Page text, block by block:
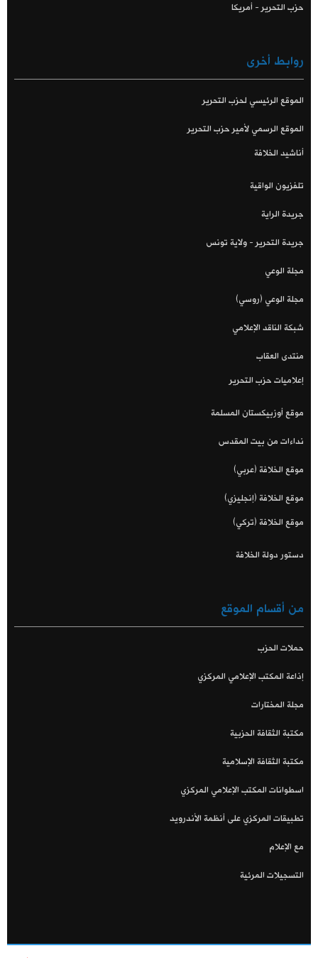
حزب التحرير - أمريكا
روابط أخرى
الموقع الرئيسي لحزب التحرير
الموقع الرسمي لأمير حزب التحرير
أناشيد الخلافة
تلفزيون الواقية
جريدة الراية
جريدة التحرير - ولاية تونس
مجلة الوعي
مجلة الوعي (روسي)
شبكة الناقد الإعلامي
منتدى العقاب
إعلاميات حزب التحرير
موقع أوزبيكستان المسلمة
نداءات من بيت المقدس
موقع الخلافة (عربي)
موقع الخلافة (إنجليزي)
موقع الخلافة (تركي)
دستور دولة الخلافة
من أقسام الموقع
حملات الحزب
إذاعة المكتب الإعلامي المركزي
مجلة المختارات
مكتبة الثقافة الحزبية
مكتبة الثقافة الإسلامية
اسطوانات المكتب الإعلامي المركزي
تطبيقات المركزي على أنظمة الأندرويد
مع الإعلام
التسجيلات المرئية